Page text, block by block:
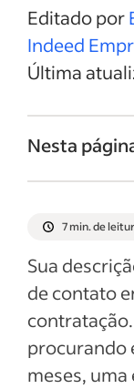
Editado por
Indeed
Última
Nesta
Resumo da
Exemplos
7 min. de
Sua
de contato
procurando
meses,